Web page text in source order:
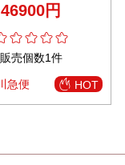
46900円
販売個数1件
急便 HOT